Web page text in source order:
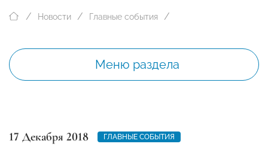
Новости Главные события
Меню раздела
17 Декабря 2018 ГЛАВНЫЕ СОБЫТИЯ